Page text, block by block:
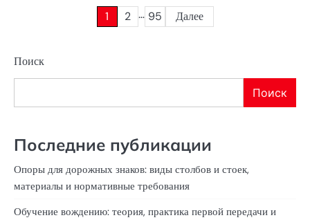
Пагинация1 2 … 95 Далее
Поиск
Поиск
Последние публикации
Опоры для дорожных знаков: виды столбов и стоек,
материалы и нормативные требования
Обучение вождению: теория, практика первой передачи и